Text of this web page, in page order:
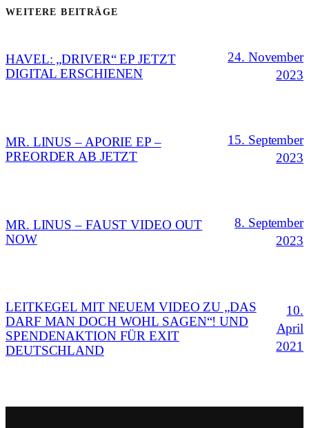
WEITERE BEITRÄGE
HAVEL: „DRIVER“ EP JETZT
DIGITAL ERSCHIENEN
24. November
2023
MR. LINUS – APORIE EP –
PREORDER AB JETZT
15. September
2023
MR. LINUS – FAUST VIDEO OUT
NOW
8. September
2023
LEITKEGEL MIT NEUEM VIDEO ZU „DAS
DARF MAN DOCH WOHL SAGEN“! UND
SPENDENAKTION FÜR EXIT
DEUTSCHLAND
10.
April
2021